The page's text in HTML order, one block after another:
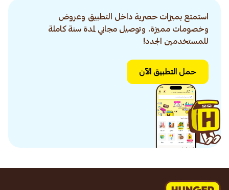
استمتع بميزات حصرية داخل التطبيق وعروض
وخصومات مميزة. وتوصيل مجاني لمدة سنة كاملة
للمستخدمين الجدد!
حمل التطبيق الآن